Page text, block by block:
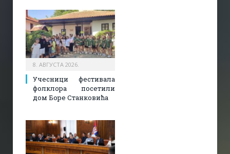
8. АВГУСТА 2026.
Учесници фестивала
фолклора посетили
дом Боре Станковића